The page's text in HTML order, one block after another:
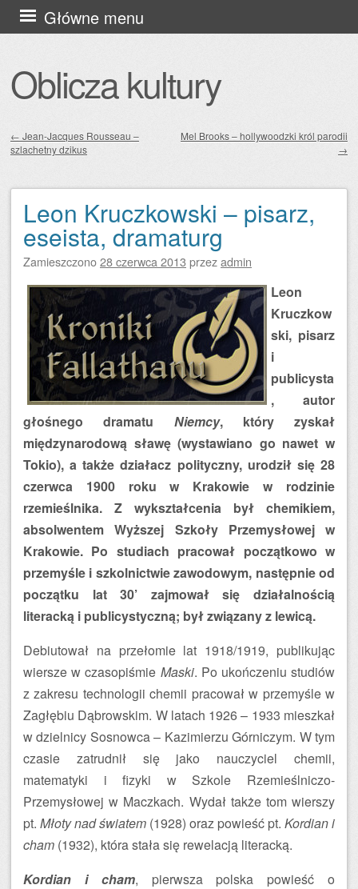
Oblicza kultury
Główne menu
Przejdź
do
Zobacz wpisy
← Jean-Jacques Rousseau –
szlachetny dzikus
Mel Brooks – hollywoodzki król parodii
→
Leon Kruczkowski – pisarz,
eseista, dramaturg
Zamieszczono28 czerwca 2013 przezadmin
Leon
Kruczkow
ski, pisarz
i
publicysta
, autor
głośnego dramatu Niemcy, który zyskał
międzynarodową sławę (wystawiano go nawet w
Tokio), a także działacz polityczny, urodził się 28
czerwca 1900 roku w Krakowie w rodzinie
rzemieślnika. Z wykształcenia był chemikiem,
absolwentem Wyższej Szkoły Przemysłowej w
Krakowie. Po studiach pracował początkowo w
przemyśle i szkolnictwie zawodowym, następnie od
początku lat 30’ zajmował się działalnością
literacką i publicystyczną; był związany z lewicą.
Debiutował na przełomie lat 1918/1919, publikując
wiersze w czasopiśmie Maski. Po ukończeniu studiów
z zakresu technologii chemii pracował w przemyśle w
Zagłębiu Dąbrowskim. W latach 1926 – 1933 mieszkał
w dzielnicy Sosnowca – Kazimierzu Górniczym. W tym
czasie zatrudnił się jako nauczyciel chemii,
matematyki i fizyki w Szkole Rzemieślniczo-
Przemysłowej w Maczkach. Wydał także tom wierszy
pt. Młoty nad światem (1928) oraz powieść pt. Kordian i
cham (1932), która stała się rewelacją literacką.
Kordian i cham, pierwsza polska powieść o